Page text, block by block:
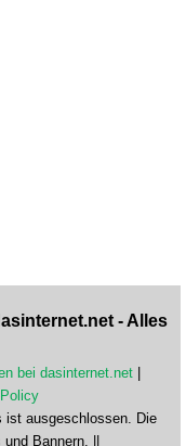
- Alles
bei dasinternet.net
ist ausgeschlossen. Die
Bannern. ||